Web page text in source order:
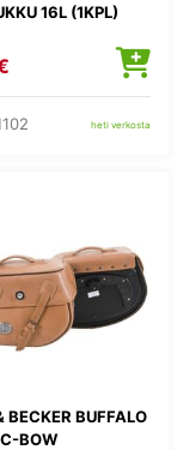
16L (1KPL)
heti verkosta
BECKER BUFFALO
BOW